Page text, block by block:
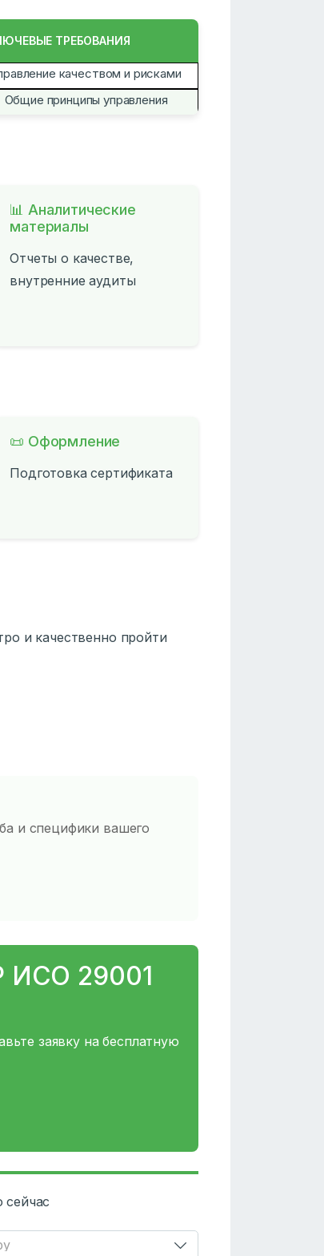
ТРЕБОВАНИЯ
качеством и рисками
Общие принципы управления
📊 Аналитические
материалы
Отчеты о качестве,
внутренние аудиты
📜 Оформление
Подготовка сертификата
и качественно пройти
и специфики вашего
ИСО 29001
заявку на бесплатную
сейчас